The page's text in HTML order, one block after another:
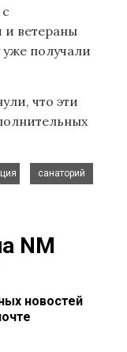
ветераны
получали
что эти
санаторий
NM
новостей